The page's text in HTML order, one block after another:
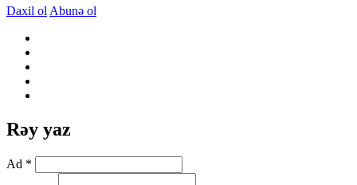
Daxil ol Abunə ol
Rəy yaz
Ad *